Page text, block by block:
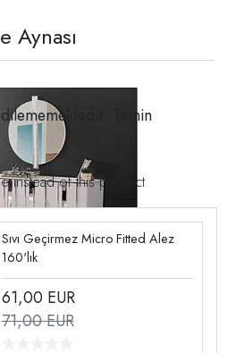
Aynası
Temin
instead of this product
Sıvı Geçirmez Micro Fitted Alez
160'lık
61,00 EUR
71,00 EUR